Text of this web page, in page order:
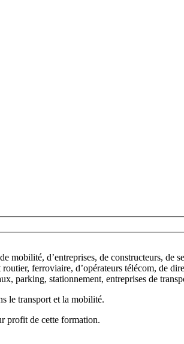
mobilité, d’entreprises, de constructeurs, de
ferroviaire, d’opérateurs télécom, de
parking, stationnement, entreprises de
le transport et la mobilité.
profit de cette formation.